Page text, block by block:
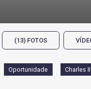
(13) FOTOS
Oportunidade Charles